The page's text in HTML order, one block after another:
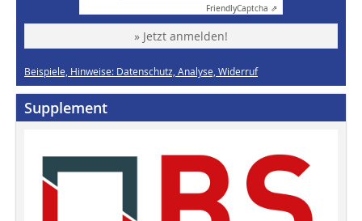
FriendlyCaptcha ⇗
» Jetzt anmelden!
Beispiele, Hinweise: Datenschutz, Analyse, Widerruf
Supplement